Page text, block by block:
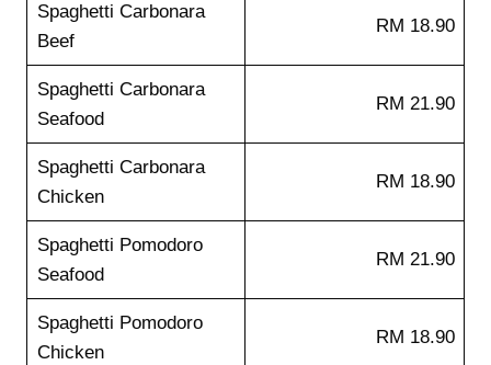
Spaghetti Carbonara
Beef
RM 18.90
Spaghetti Carbonara
Seafood
RM 21.90
Spaghetti Carbonara
Chicken
RM 18.90
Spaghetti Pomodoro
Seafood
RM 21.90
Spaghetti Pomodoro
Chicken
RM 18.90